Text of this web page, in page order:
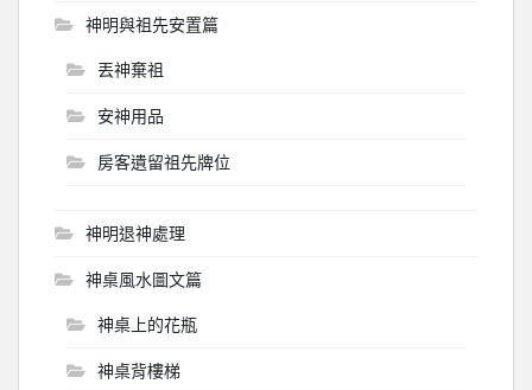
神明與祖先安置篇
丟神棄祖
安神用品
房客遺留祖先牌位
神明退神處理
神桌風水圖文篇
神桌上的花瓶
神桌背樓梯